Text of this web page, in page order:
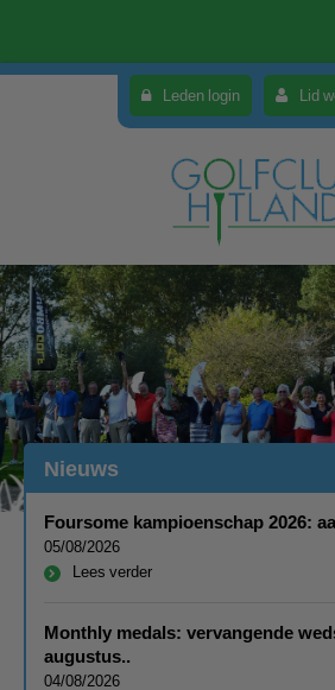
Leden login Lid
Nieuws
Foursome kampioenschap 2026:
05/08/2026
Lees verder
Monthly medals: vervangende
augustus..
04/08/2026